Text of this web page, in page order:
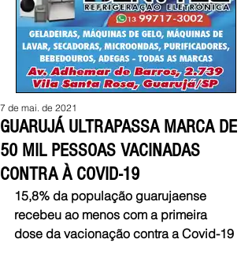
GUARUJÁ ULTRAPASSA MARCA DE
50 MIL PESSOAS VACINADAS
CONTRA À COVID-19
7 de mai. de 2021
15,8% da população guarujaense
recebeu ao menos com a primeira
dose da vacionação contra a Covid-19